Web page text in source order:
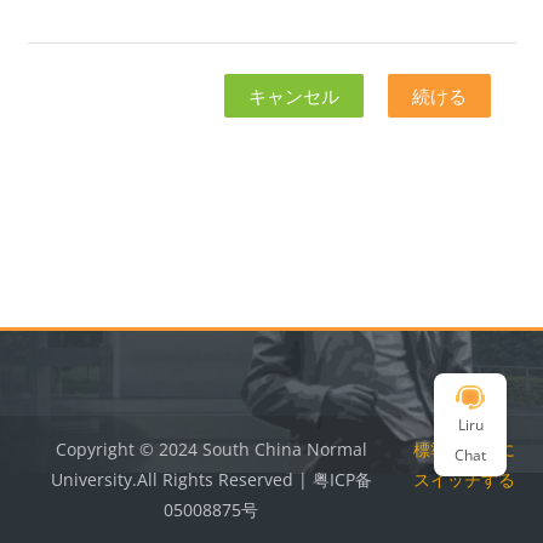
キャンセル 続ける
Liru
Chat
Copyright © 2024 South China Normal
University.All Rights Reserved | 粤ICP备
05008875号
標準テーマに
スイッチする